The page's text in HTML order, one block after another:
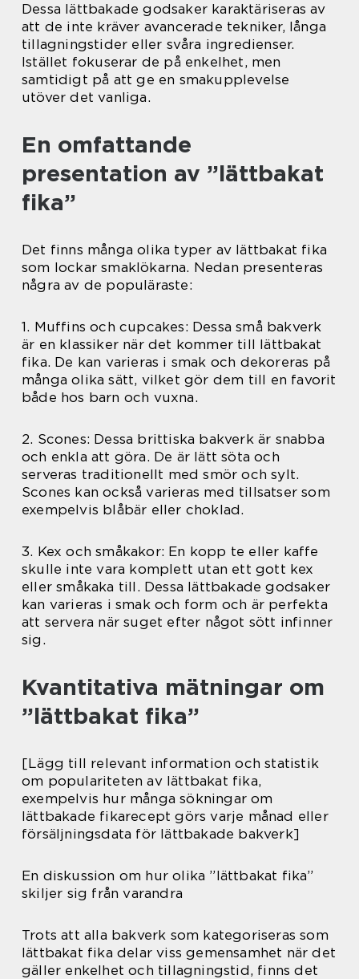
Dessa lättbakade godsaker karaktäriseras av
att de inte kräver avancerade tekniker, långa
tillagningstider eller svåra ingredienser.
Istället fokuserar de på enkelhet, men
samtidigt på att ge en smakupplevelse
utöver det vanliga.
En omfattande
presentation av ”lättbakat
fika”
Det finns många olika typer av lättbakat fika
som lockar smaklökarna. Nedan presenteras
några av de populäraste:
1. Muffins och cupcakes: Dessa små bakverk
är en klassiker när det kommer till lättbakat
fika. De kan varieras i smak och dekoreras på
många olika sätt, vilket gör dem till en favorit
både hos barn och vuxna.
2. Scones: Dessa brittiska bakverk är snabba
och enkla att göra. De är lätt söta och
serveras traditionellt med smör och sylt.
Scones kan också varieras med tillsatser som
exempelvis blåbär eller choklad.
3. Kex och småkakor: En kopp te eller kaffe
skulle inte vara komplett utan ett gott kex
eller småkaka till. Dessa lättbakade godsaker
kan varieras i smak och form och är perfekta
att servera när suget efter något sött infinner
sig.
Kvantitativa mätningar om
”lättbakat fika”
[Lägg till relevant information och statistik
om populariteten av lättbakat fika,
exempelvis hur många sökningar om
lättbakade fikarecept görs varje månad eller
försäljningsdata för lättbakade bakverk]
En diskussion om hur olika ”lättbakat fika”
skiljer sig från varandra
Trots att alla bakverk som kategoriseras som
lättbakat fika delar viss gemensamhet när det
gäller enkelhet och tillagningstid, finns det